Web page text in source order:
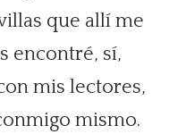
que allí me
encontré, sí,
mis lectores,
mismo.